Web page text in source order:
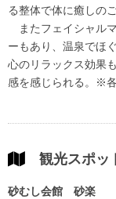
る整体で体に癒しの
またフェイシャル
ーもあり、温泉でほ
心のリラックス効果
感を感じられる。※
観光スポッ
砂むし会館 砂楽